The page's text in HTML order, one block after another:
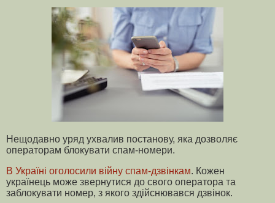
Нещодавно уряд ухвалив постанову, яка дозволяє
операторам блокувати спам-номери.
В Україні оголосили війну спам-дзвінкам. Кожен
українець може звернутися до свого оператора та
заблокувати номер, з якого здійснювався дзвінок.